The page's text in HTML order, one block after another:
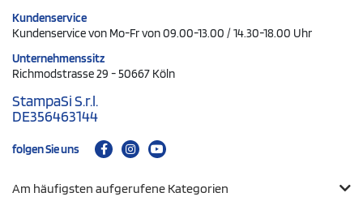
Kundenservice
Kundenservice von Mo-Fr von 09.00-13.00 / 14.30-18.00 Uhr
Unternehmenssitz
Richmodstrasse 29 - 50667 Köln
StampaSi S.r.l.
DE356463144
folgen Sie uns
Am häufigsten aufgerufene Kategorien